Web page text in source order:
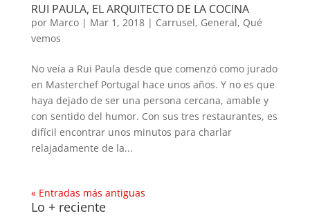
RUI PAULA, EL ARQUITECTO DE LA COCINA
por Marco| Mar 1, 2018| Carrusel, General, Qué
vemos
No veía a Rui Paula desde que comenzó como jurado
en Masterchef Portugal hace unos años. Y no es que
haya dejado de ser una persona cercana, amable y
con sentido del humor. Con sus tres restaurantes, es
difícil encontrar unos minutos para charlar
relajadamente de la...
« Entradas más antiguas
Lo + reciente